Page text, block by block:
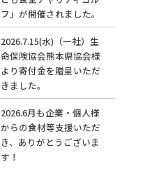
フ」が開催されました。
2026.7.15(水)（一社）生
命保険協会熊本県協会様
より寄付金を贈呈いただ
きました。
2026.6月も企業・個人様
からの食材等支援いただ
き、ありがとうございま
す！